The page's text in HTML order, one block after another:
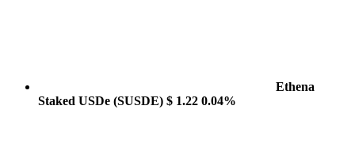
Ethena
Staked USDe (SUSDE) $ 1.22 0.04%